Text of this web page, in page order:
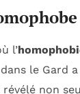
l’
le Gard
non